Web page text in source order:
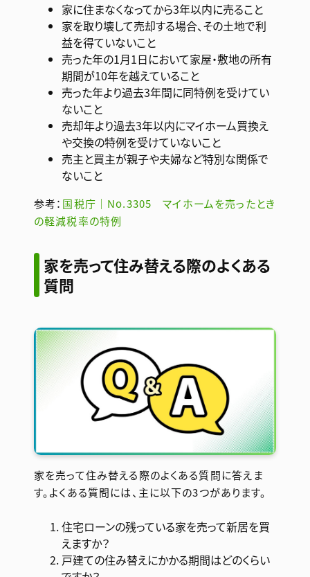
家に住まなくなってから3年以内に売ること
家を取り壊して売却する場合、その土地で利
益を得ていないこと
売った年の1月1日において家屋・敷地の所有
期間が10年を越えていること
売った年より過去3年間に同特例を受けてい
ないこと
売却年より過去3年以内にマイホーム買換え
や交換の特例を受けていないこと
売主と買主が親子や夫婦など特別な関係で
ないこと
参考： 国税庁｜No.3305 マイホームを売ったとき
の軽減税率の特例
家を売って住み替える際のよくある
質問
家を売って住み替える際のよくある質問に答えま
す。よくある質問には、主に以下の3つがあります。
住宅ローンの残っている家を売って新居を買
えますか？
戸建ての住み替えにかかる期間はどのくらい